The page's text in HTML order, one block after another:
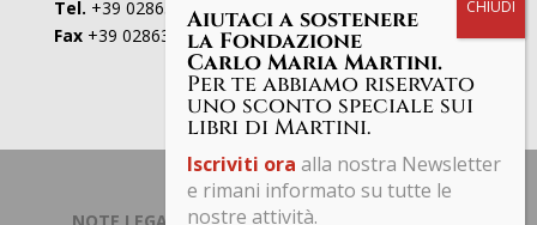
Tel. +39 02863521
Fax+39 0286352801
Aiutaci a sostenere
la Fondazione
Carlo Maria Martini.
Per te abbiamo riservato
uno sconto speciale sui
libri di Martini.
Iscriviti ora alla nostra Newsletter
e rimani informato su tutte le
nostre attività.